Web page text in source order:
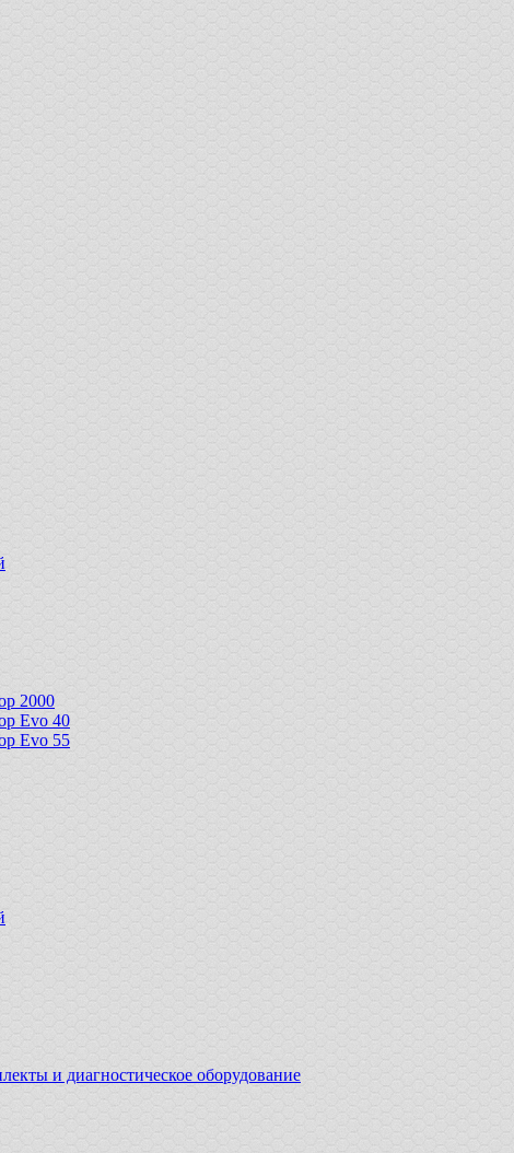
2000
Evo 40
Evo 55
и диагностическое оборудование